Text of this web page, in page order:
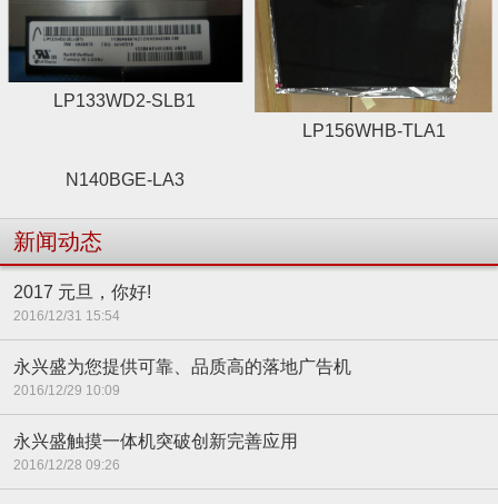
LP133WD2-SLB1
LP156WHB-TLA1
N140BGE-LA3
新闻动态
2017 元旦，你好!
2016/12/31 15:54
永兴盛为您提供可靠、品质高的落地广告机
2016/12/29 10:09
永兴盛触摸一体机突破创新完善应用
2016/12/28 09:26